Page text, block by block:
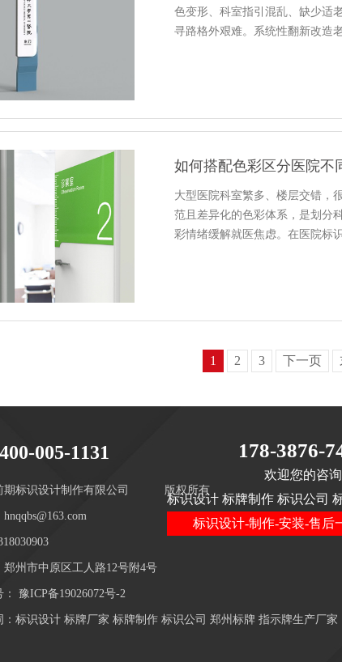
色变形、科室指引混乱、缺少适
寻路格外艰难。系统性翻新改造
如何搭配色彩区分医院不
大型医院科室繁多、楼层交错，
范且差异化的色彩体系，是划分
彩情绪缓解就医焦虑。在医院标
1 2 3 下一页
400-005-1131
期标识设计制作有限公司 版权所有
郑州市中原区工人路12号附4号
： 豫ICP备19026072号-2
：标识设计 标牌厂家 标牌制作 标识公司 郑州标牌 指示牌生产厂家
178-3876-
欢迎您的咨询
标识设计 标牌制作 标识公司
标识设计-制作-安装-售后